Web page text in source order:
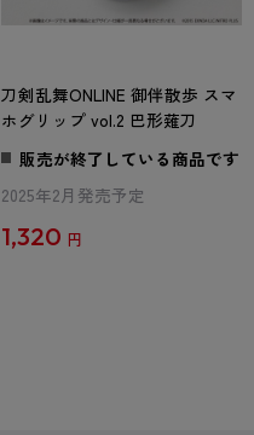
刀剣乱舞ONLINE 御伴散歩 スマ
ホグリップ vol.2 巴形薙刀
販売が終了している商品です
2025年2月発売予定
1,320 円